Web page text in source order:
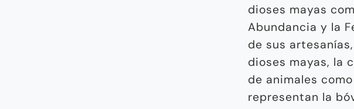
dioses mayas
Abundancia y la
de sus
dioses mayas, la
de animales
representan la